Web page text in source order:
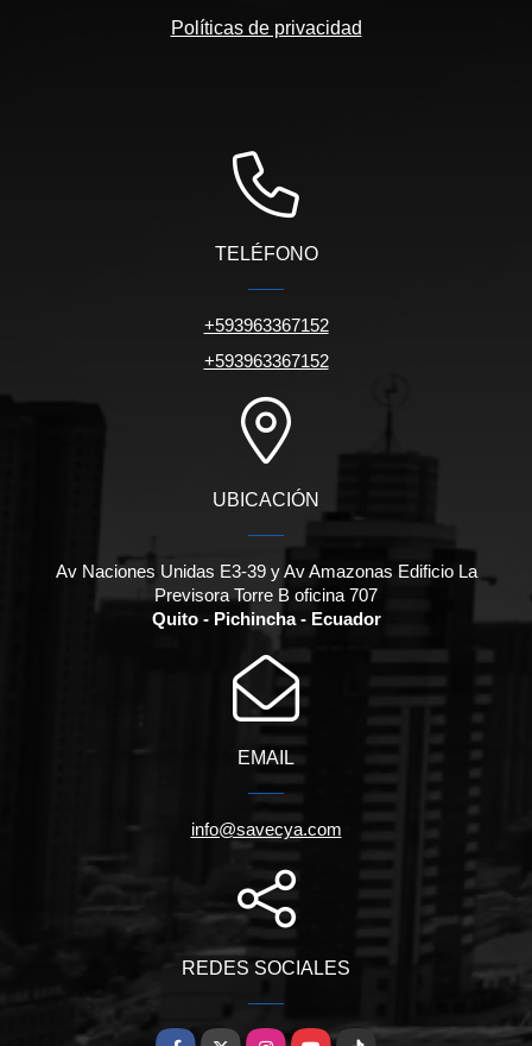
Políticas de privacidad
TELÉFONO
+593963367152
+593963367152
UBICACIÓN
Av Naciones Unidas E3-39 y Av Amazonas Edificio La
Previsora Torre B oficina 707
Quito - Pichincha - Ecuador
EMAIL
info@savecya.com
REDES SOCIALES